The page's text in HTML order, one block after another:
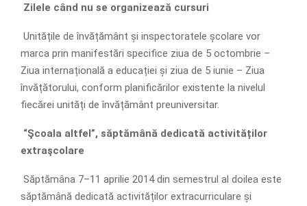
Zilele când nu se organizează cursuri
Unitățile de învățământ și inspectoratele școlare vor
marca prin manifestări specifice ziua de 5 octombrie –
Ziua internațională a educației și ziua de 5 iunie – Ziua
învățătorului, conform planificărilor existente la nivelul
fiecărei unități de învățământ preuniversitar.
“Şcoala altfel”, săptămână dedicată activităților
extraşcolare
Săptămâna 7–11 aprilie 2014 din semestrul al doilea este
săptămână dedicată activităților extracurriculare și